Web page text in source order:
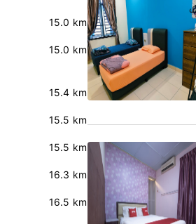
15.0 km
15.0 km
15.4 km
15.5 km
15.5 km
16.3 km
16.5 km